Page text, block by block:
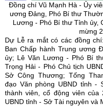
Đồng chí Vũ Mạnh Hà - Ủy
ương Đảng, Phó Bí thư
Lương - Phó Bí thư Tỉnh ủy,
mừng
Dự Lễ ra mắt có các đồng
Ban Chấp hành Trung ương
ủy; Lê Văn Lương - Phó Bí
Trọng Hải - Phó Chủ tịch
Sở Công Thương; Tống
đạo Văn phòng UBND tỉnh -
thành viên, cổ động viên của
UBND tỉnh - Sở Tài nguyên và